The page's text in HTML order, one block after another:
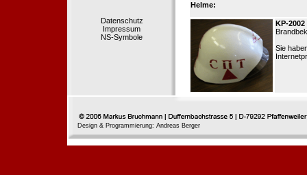
Datenschutz
Impressum
NS-Symbole
Helme:
KP-2002
Sie
Design & Programmierung: Andreas Berger